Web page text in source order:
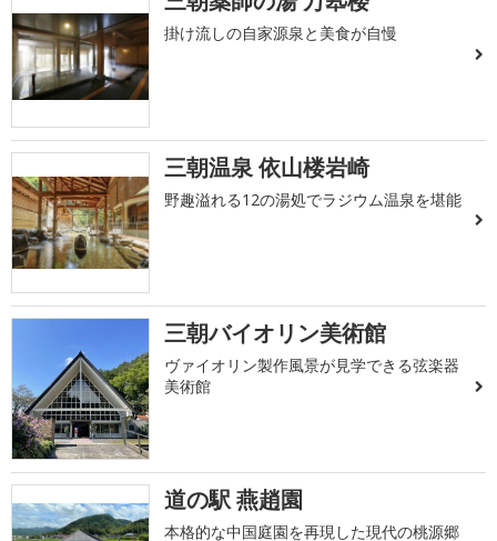
掛け流しの自家源泉と美食が自慢
三朝温泉 依山楼岩崎
野趣溢れる12の湯処でラジウム温泉を堪能
三朝バイオリン美術館
ヴァイオリン製作風景が見学できる弦楽器
美術館
道の駅 燕趙園
本格的な中国庭園を再現した現代の桃源郷